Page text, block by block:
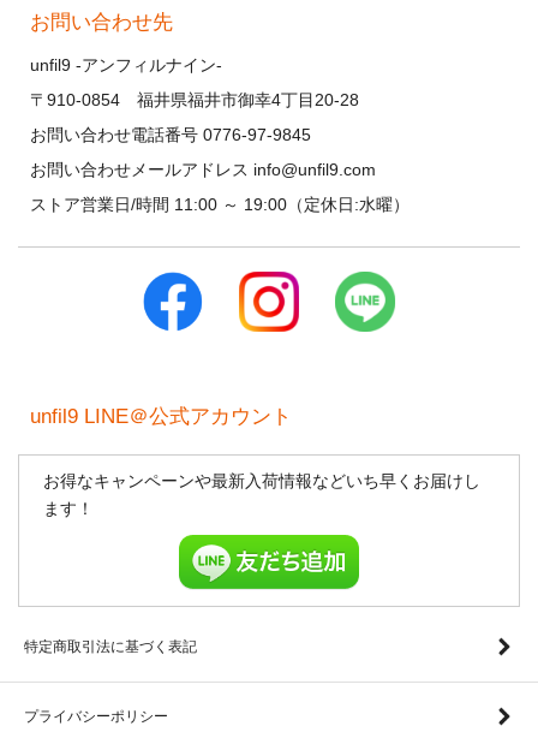
お問い合わせ先
unfil9 -アンフィルナイン-
〒910-0854 福井県福井市御幸4丁目20-28
お問い合わせ電話番号 0776-97-9845
お問い合わせメールアドレス info@unfil9.com
ストア営業日/時間 11:00 ～ 19:00（定休日:水曜）
unfil9 LINE＠公式アカウント
お得なキャンペーンや最新入荷情報などいち早くお届けし
ます！
特定商取引法に基づく表記
プライバシーポリシー